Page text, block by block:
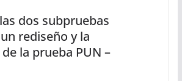
dos subpruebas
rediseño y la
la prueba PUN –